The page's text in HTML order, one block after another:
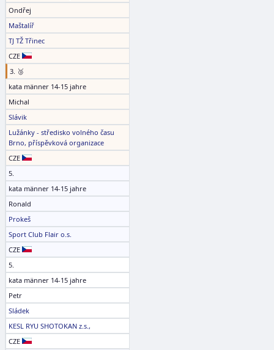
Ondřej
Maštalíř
TJ TŽ Třinec
CZE
3. 🥉
kata männer 14-15 jahre
Michal
Slávik
Lužánky - středisko volného času
Brno, příspěvková organizace
CZE
5.
kata männer 14-15 jahre
Ronald
Prokeš
Sport Club Flair o.s.
CZE
5.
kata männer 14-15 jahre
Petr
Sládek
KESL RYU SHOTOKAN z.s.,
CZE